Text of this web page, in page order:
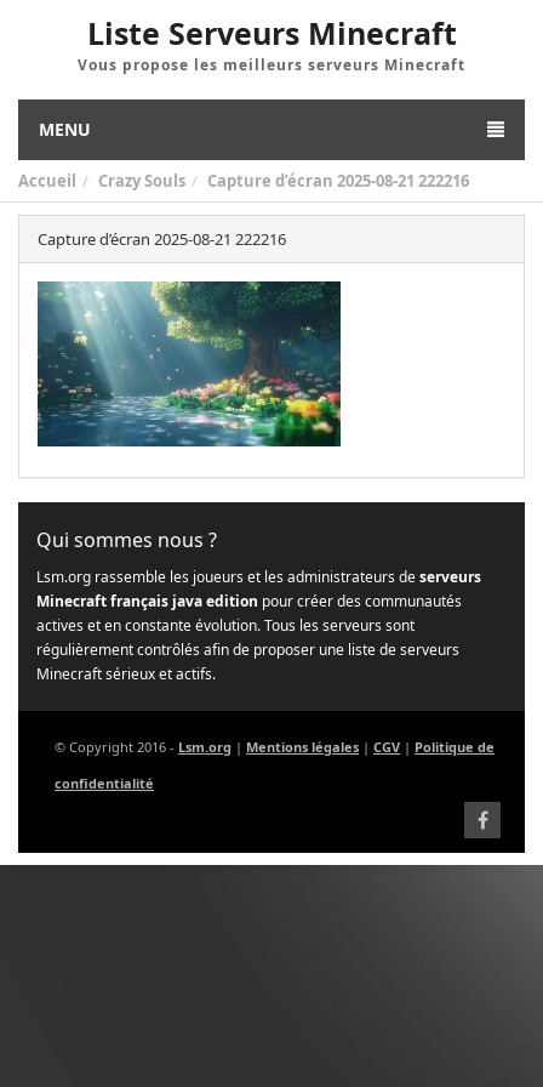
Liste Serveurs Minecraft
Vous propose les meilleurs serveurs Minecraft
MENU
Accueil Crazy Souls Capture d’écran 2025-08-21 222216
Capture d’écran 2025-08-21 222216
Qui sommes nous ?
Lsm.org rassemble les joueurs et les administrateurs deserveurs
Minecraft français java edition pour créer des communautés
actives et en constante évolution. Tous les serveurs sont
régulièrement contrôlés afin de proposer une liste de serveurs
Minecraft sérieux et actifs.
© Copyright 2016 - Lsm.org | Mentions légales | CGV | Politique de
confidentialité